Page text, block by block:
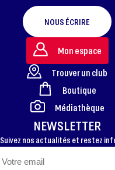
FOOTER
NOUS ÉCRIRE
NEWSLETTER
Suivez nos actualités et restez
Mon espace
Trouver un club
Boutique
Médiathèque